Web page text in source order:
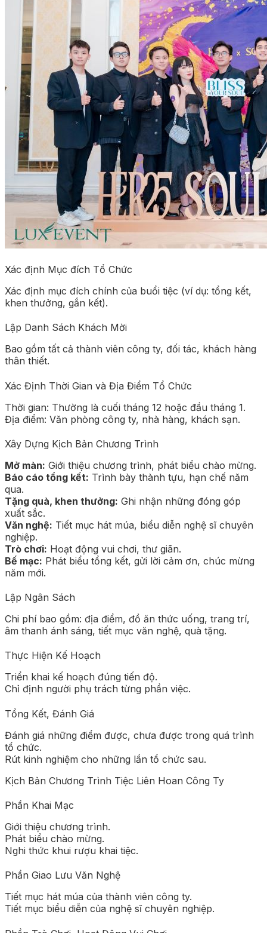
Xác định Mục đích Tổ Chức
Xác định mục đích chính của buổi tiệc (ví dụ: tổng kết,
khen thưởng, gắn kết).
Lập Danh Sách Khách Mời
Bao gồm tất cả thành viên công ty, đối tác, khách hàng
thân thiết.
Xác Định Thời Gian và Địa Điểm Tổ Chức
Thời gian: Thường là cuối tháng 12 hoặc đầu tháng 1.
Địa điểm: Văn phòng công ty, nhà hàng, khách sạn.
Xây Dựng Kịch Bản Chương Trình
Mở màn: Giới thiệu chương trình, phát biểu chào mừng.
Báo cáo tổng kết: Trình bày thành tựu, hạn chế năm
qua.
Tặng quà, khen thưởng: Ghi nhận những đóng góp
xuất sắc.
Văn nghệ: Tiết mục hát múa, biểu diễn nghệ sĩ chuyên
nghiệp.
Trò chơi: Hoạt động vui chơi, thư giãn.
Bế mạc: Phát biểu tổng kết, gửi lời cảm ơn, chúc mừng
năm mới.
Lập Ngân Sách
Chi phí bao gồm: địa điểm, đồ ăn thức uống, trang trí,
âm thanh ánh sáng, tiết mục văn nghệ, quà tặng.
Thực Hiện Kế Hoạch
Triển khai kế hoạch đúng tiến độ.
Chỉ định người phụ trách từng phần việc.
Tổng Kết, Đánh Giá
Đánh giá những điểm được, chưa được trong quá trình
tổ chức.
Rút kinh nghiệm cho những lần tổ chức sau.
Kịch Bản Chương Trình Tiệc Liên Hoan Công Ty
Phần Khai Mạc
Giới thiệu chương trình.
Phát biểu chào mừng.
Nghi thức khui rượu khai tiệc.
Phần Giao Lưu Văn Nghệ
Tiết mục hát múa của thành viên công ty.
Tiết mục biểu diễn của nghệ sĩ chuyên nghiệp.